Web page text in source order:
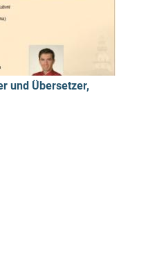
und Übersetzer,